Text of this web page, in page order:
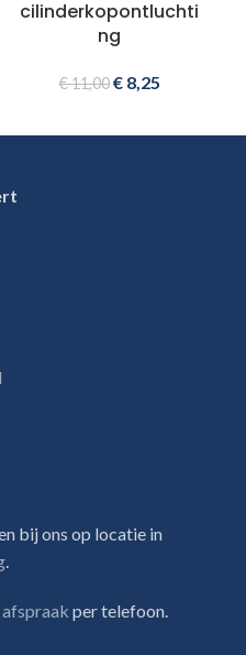
cilinderkopontluchti
ng
€11,00 €8,25
bij ons op locatie in
.
afspraak per telefoon.